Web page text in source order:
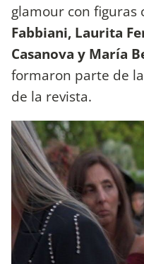
glamour con figuras
Fabbiani, Laurita
Casanova y María
formaron parte de
de la revista.